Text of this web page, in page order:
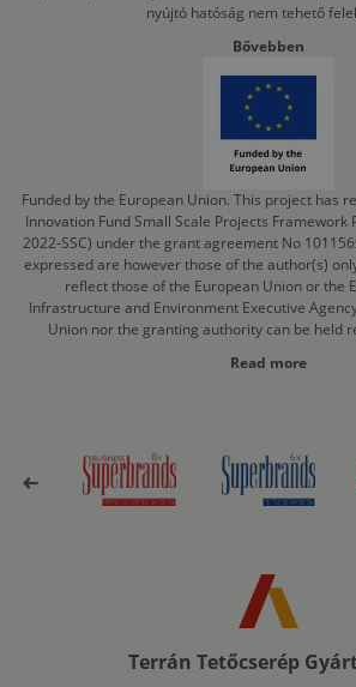
nyújtó hatóság nem tehető
Bővebben
Funded by the European Union. This project has
Innovation Fund Small Scale Projects Framework
2022-SSC) under the grant agreement No
expressed are however those of the author(s)
reflect those of the European Union or the
Infrastructure and Environment Executive
Union nor the granting authority can be held
Read more
Terrán Tetőcserép